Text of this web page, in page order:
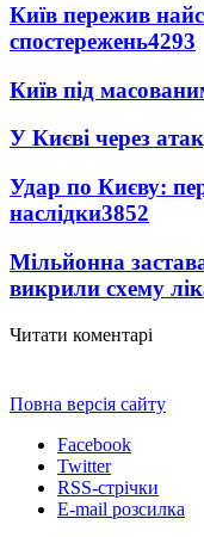
Київ пережив
спостережень4293
Київ під
У Києві через
Удар по Києву:
наслідки3852
Мільйонна
викрили схему
Читати коментарі
Повна версія сайту
Facebook
Twitter
RSS-стрічки
E-mail розсилка